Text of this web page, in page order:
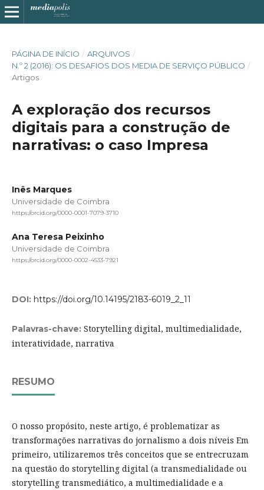
PÁGINA DE INÍCIO / ARQUIVOS /
N.º 2 (2016): OS DESAFIOS DOS MEDIA DE SERVIÇO PÚBLICO /
Artigos
A exploração dos recursos
digitais para a construção de
narrativas: o caso Impresa
Inês Marques
Universidade de Coimbra
https://orcid.org/0000-0001-7079-3710
Ana Teresa Peixinho
Universidade de Coimbra
https://orcid.org/0000-0002-4533-7921
DOI: https://doi.org/10.14195/2183-6019_2_11
Palavras-chave: Storytelling digital, multimedialidade,
interatividade, narrativa
RESUMO
O nosso propósito, neste artigo, é problematizar as
transformações narrativas do jornalismo a dois níveis Em
primeiro, utilizaremos três conceitos que se entrecruzam
na questão do storytelling digital (a transmedialidade ou
storytelling transmediático, a multimedialidade e a